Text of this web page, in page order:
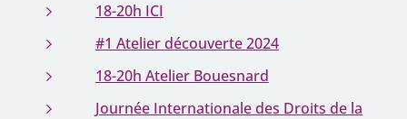
18-20h ICI
#1 Atelier découverte 2024
18-20h Atelier Bouesnard
Journée Internationale des Droits de la